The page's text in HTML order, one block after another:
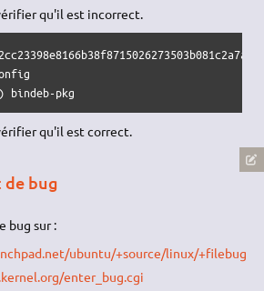
qu'il est incorrect.
bindeb-pkg
qu'il est correct.
de bug
bug sur :
ubuntu/+source/linux/+filebug
enter_bug.cgi